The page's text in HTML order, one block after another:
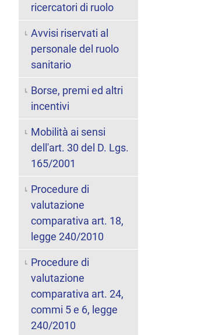
ricercatori di ruolo
Avvisi riservati al
personale del ruolo
sanitario
Borse, premi ed altri
incentivi
Mobilità ai sensi
dell'art. 30 del D. Lgs.
165/2001
Procedure di
valutazione
comparativa art. 18,
legge 240/2010
Procedure di
valutazione
comparativa art. 24,
commi 5 e 6, legge
240/2010